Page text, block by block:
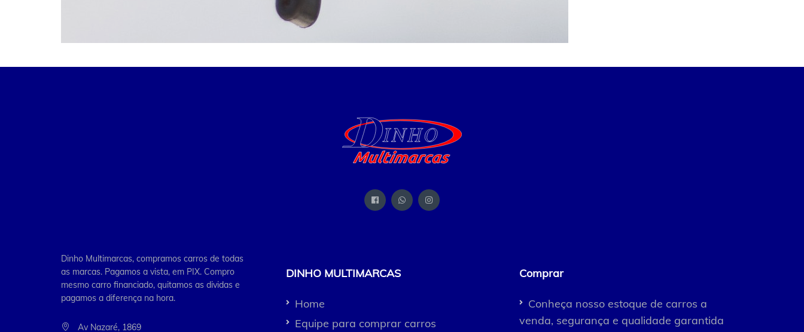
Dinho Multimarcas, compramos carros de todas
as marcas. Pagamos a vista, em PIX. Compro
mesmo carro financiado, quitamos as dividas e
pagamos a diferença na hora.
Av Nazaré, 1869
DINHO MULTIMARCAS
Home
Equipe para comprar carros
Comprar
Conheça nosso estoque de carros a
venda, segurança e qualidade garantida